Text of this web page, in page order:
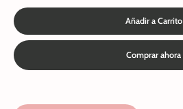
Añadir a Carrito
Comprar ahora